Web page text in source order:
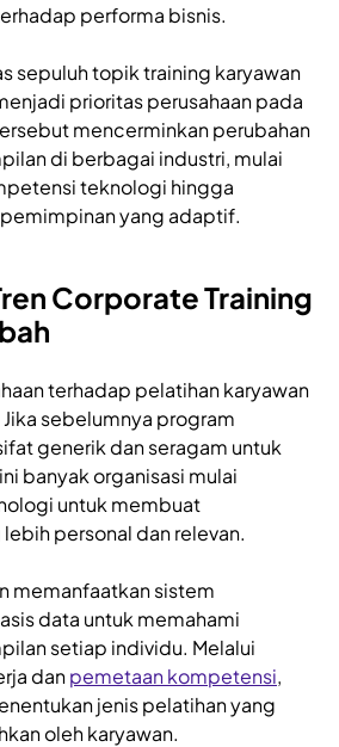
performa bisnis.
sepuluh topik training karyawan
prioritas perusahaan pada
mencerminkan perubahan
di berbagai industri, mulai
teknologi hingga
yang adaptif.
Corporate Training
terhadap pelatihan karyawan
sebelumnya program
generik dan seragam untuk
banyak organisasi mulai
untuk membuat
personal dan relevan.
memanfaatkan sistem
data untuk memahami
setiap individu. Melalui
danpemetaan kompetensi,
jenis pelatihan yang
oleh karyawan.